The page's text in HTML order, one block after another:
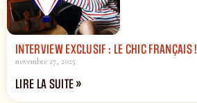
INTERVIEW EXCLUSIF : LE CHIC FRANÇAIS !
novembre 27, 2025
LIRE LA SUITE »